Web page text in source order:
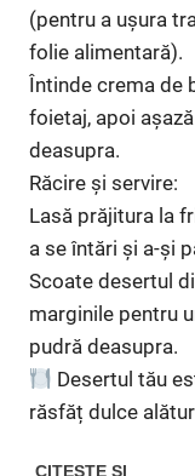
(pentru a ușura
folie alimentară).
Întinde crema de
foietaj, apoi
deasupra.
Răcire și servire:
Lasă prăjitura la
a se întări și a-și
Scoate desertul
marginile pentru
pudră deasupra.
Desertul tău
răsfăț dulce